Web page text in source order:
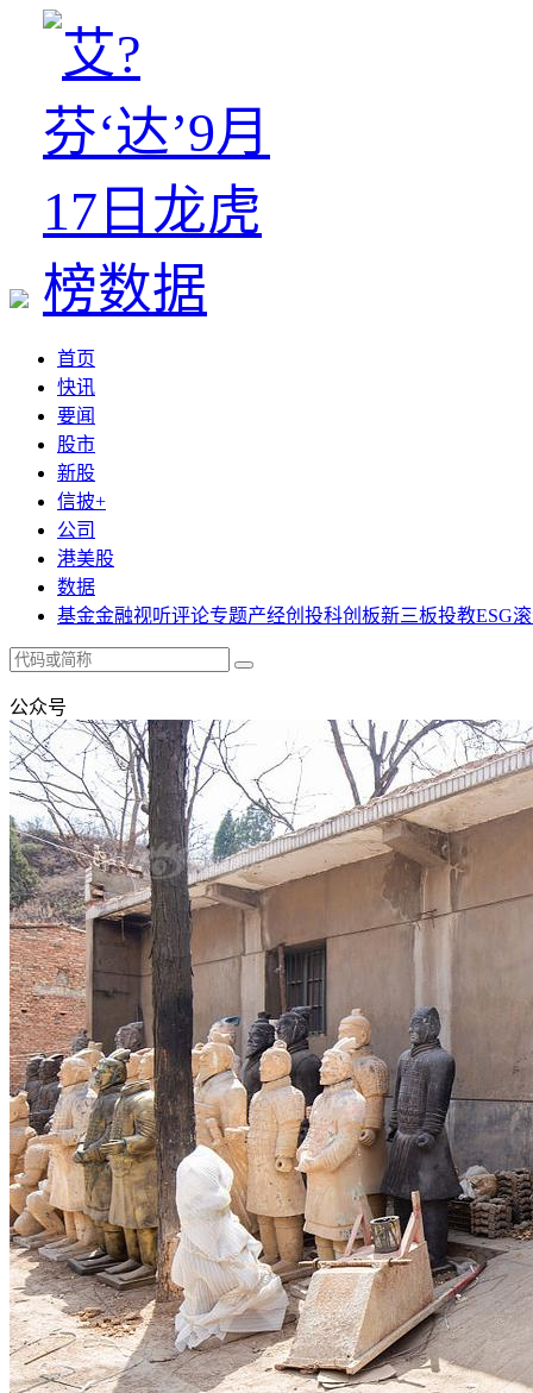
首页
快讯
要闻
股市
新股
信披+
公司
港美股
数据
基金金融视听评论专题产经创投科创板新三板投教ESG
公众号